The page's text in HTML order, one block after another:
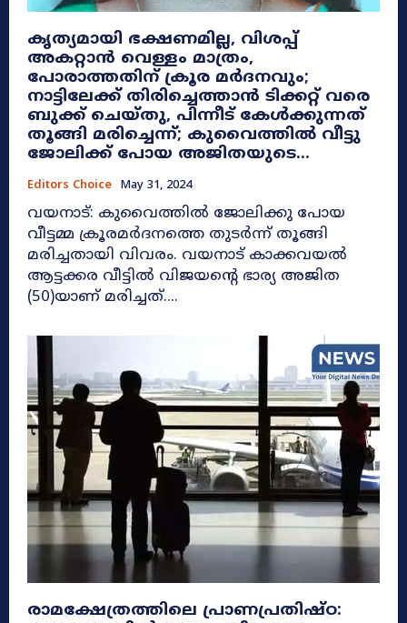
കൃത്യമായി ഭക്ഷണമില്ല, വിശപ്പ്
അകറ്റാൻ വെള്ളം മാത്രം,
പോരാത്തതിന് ക്രൂര മർദനവും;
നാട്ടിലേക്ക് തിരിച്ചെത്താൻ ടിക്കറ്റ് വരെ
ബുക്ക് ചെയ്തു, പിന്നീട് കേൾക്കുന്നത്
തൂങ്ങി മരിച്ചെന്ന്; കുവൈത്തിൽ വീട്ടു
ജോലിക്ക് പോയ അജിതയുടെ...
Editors Choice May 31, 2024
വയനാട്: കുവൈത്തിൽ ജോലിക്കു പോയ
വീട്ടമ്മ ക്രൂരമർദനത്തെ തുടർന്ന് തൂങ്ങി
മരിച്ചതായി വിവരം. വയനാട് കാക്കവയൽ
ആട്ടക്കര വീട്ടിൽ വിജയന്റെ ഭാര്യ അജിത
(50)യാണ് മരിച്ചത്....
രാമക്ഷേത്രത്തിലെ പ്രാണപ്രതിഷ്ഠ: